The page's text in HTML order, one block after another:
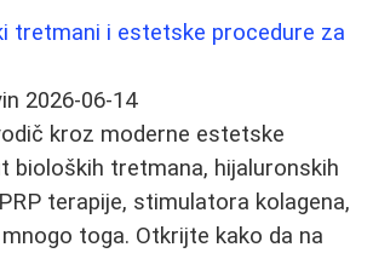
tretmani i estetske procedure za
2026-06-14
kroz moderne estetske
bioloških tretmana, hijaluronskih
terapije, stimulatora kolagena,
toga. Otkrijte kako da na